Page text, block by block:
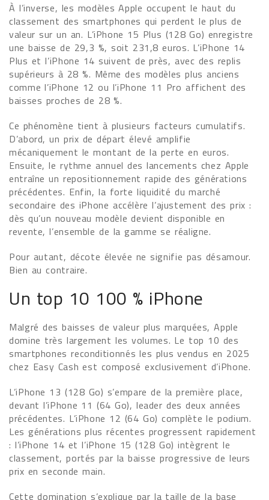
À l’inverse, les modèles Apple occupent le haut du
classement des smartphones qui perdent le plus de
valeur sur un an. L’iPhone 15 Plus (128 Go) enregistre
une baisse de 29,3 %, soit 231,8 euros. L’iPhone 14
Plus et l’iPhone 14 suivent de près, avec des replis
supérieurs à 28 %. Même des modèles plus anciens
comme l’iPhone 12 ou l’iPhone 11 Pro affichent des
baisses proches de 28 %.
Ce phénomène tient à plusieurs facteurs cumulatifs.
D’abord, un prix de départ élevé amplifie
mécaniquement le montant de la perte en euros.
Ensuite, le rythme annuel des lancements chez Apple
entraîne un repositionnement rapide des générations
précédentes. Enfin, la forte liquidité du marché
secondaire des iPhone accélère l’ajustement des prix :
dès qu’un nouveau modèle devient disponible en
revente, l’ensemble de la gamme se réaligne.
Pour autant, décote élevée ne signifie pas désamour.
Bien au contraire.
Un top 10 100 % iPhone
Malgré des baisses de valeur plus marquées, Apple
domine très largement les volumes. Le top 10 des
smartphones reconditionnés les plus vendus en 2025
chez Easy Cash est composé exclusivement d’iPhone.
L’iPhone 13 (128 Go) s’empare de la première place,
devant l’iPhone 11 (64 Go), leader des deux années
précédentes. L’iPhone 12 (64 Go) complète le podium.
Les générations plus récentes progressent rapidement
: l’iPhone 14 et l’iPhone 15 (128 Go) intègrent le
classement, portés par la baisse progressive de leurs
prix en seconde main.
Cette domination s’explique par la taille de la base